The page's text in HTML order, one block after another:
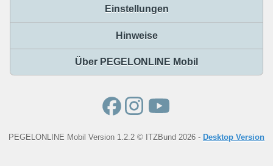
Einstellungen
Hinweise
Über PEGELONLINE Mobil
PEGELONLINE Mobil Version 1.2.2 © ITZBund 2026 - Desktop Version